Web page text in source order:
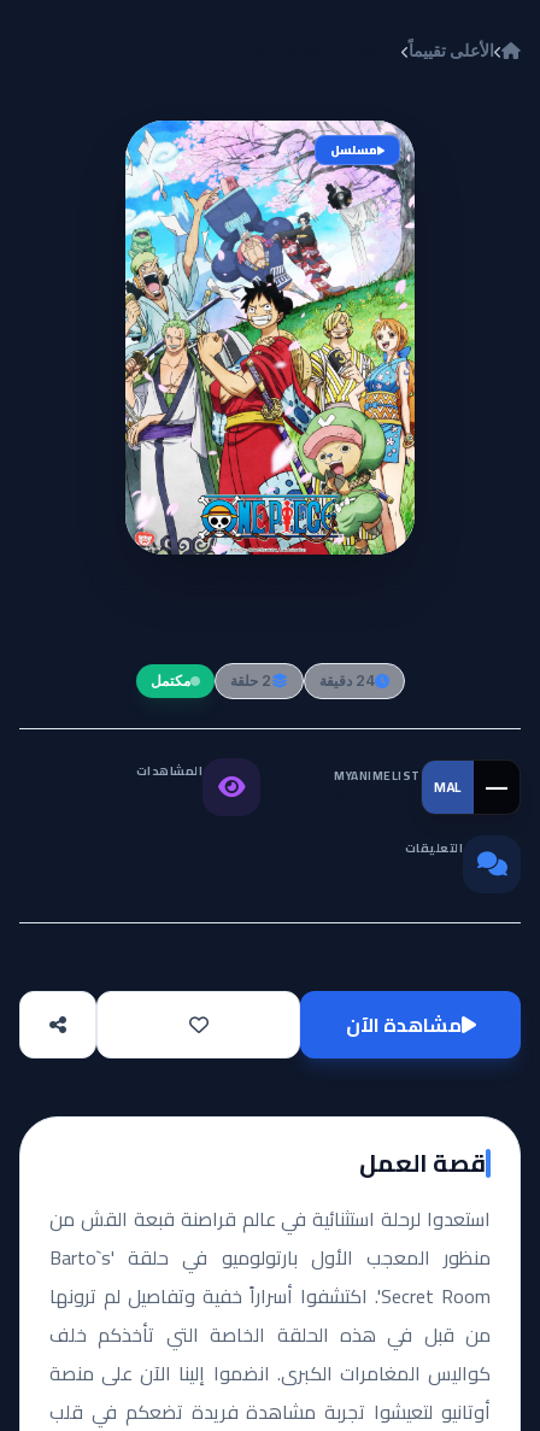
الأعلى تقييماً
مسلسل
One Piece Special Episode:
24 دقيقة 2 حلقة مكتمل
MAL —
MYANIMELIST المشاهدات
التعليقات
مشاهدة الآن
قصة العمل
استعدوا لرحلة استثنائية في عالم قراصنة قبعة القش من
منظور المعجب الأول بارتولوميو في حلقة 'Barto`s
Secret Room'. اكتشفوا أسراراً خفية وتفاصيل لم ترونها
من قبل في هذه الحلقة الخاصة التي تأخذكم خلف
كواليس المغامرات الكبرى. انضموا إلينا الآن على منصة
أوتانيو لتعيشوا تجربة مشاهدة فريدة تضعكم في قلب